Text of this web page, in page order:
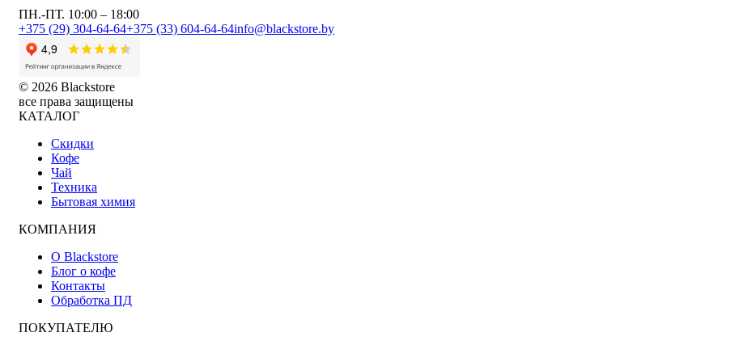
ПН.-ПТ. 10:00 – 18:00
+375 (29) 304-64-64+375 (33) 604-64-64info@blackstore.by
© 2026 Blackstore
все права защищены
КАТАЛОГ
Скидки
Кофе
Чай
Техника
Бытовая химия
КОМПАНИЯ
О Blackstore
Блог о кофе
Контакты
Обработка ПД
ПОКУПАТЕЛЮ